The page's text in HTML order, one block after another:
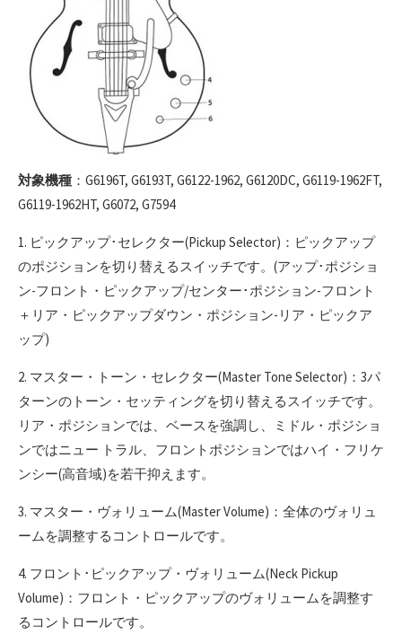
対象機種 ：G6196T, G6193T, G6122-1962, G6120DC, G6119-1962FT,
G6119-1962HT, G6072, G7594
1. ピックアップ･セレクター(Pickup Selector)：ピックアップ
のポジションを切り替えるスイッチです。(アップ･ポジショ
ン-フロント・ピックアップ/センター･ポジション-フロント
＋リア・ピックアップダウン・ポジション-リア・ピックア
ップ)
2. マスター・トーン・セレクター(Master Tone Selector)：3パ
ターンのトーン・セッティングを切り替えるスイッチです。
リア・ポジションでは、ベースを強調し、ミドル・ポジショ
ンではニュー トラル、フロントポジションではハイ・フリケ
ンシー(高音域)を若干抑えます。
3. マスター・ヴォリューム(Master Volume)：全体のヴォリュ
ームを調整するコントロールです。
4. フロント･ピックアップ・ヴォリューム(Neck Pickup
Volume)：フロント・ピックアップのヴォリュームを調整す
るコントロールです。